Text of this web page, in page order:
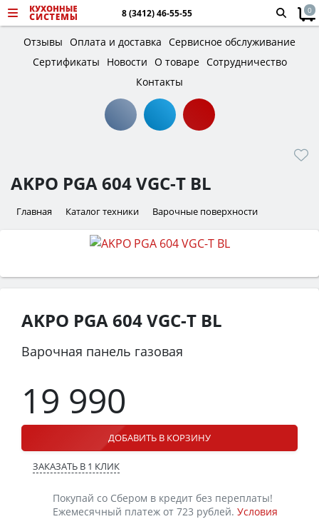
8 (3412) 46-55-55 0
Отзывы Оплата и доставка Сервисное обслуживание
Сертификаты
Новости О товаре Сотрудничество
Контакты
AKPO PGA 604 VGC-T BL
Главная Каталог техники Варочные поверхности
AKPO PGA 604 VGC-T BL
Варочная панель газовая
19 990
ДОБАВИТЬ В КОРЗИНУ
ЗАКАЗАТЬ В 1 КЛИК
Покупай со Сбером в кредит без переплаты!
Ежемесячный платеж от 723 рублей. Условия